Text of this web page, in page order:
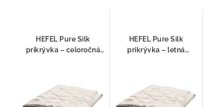
HEFEL Pure Silk
prikrývka – celoročná
HEFEL Pure Silk
prikrývka – letná